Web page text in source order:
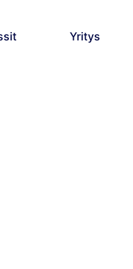
Yritys